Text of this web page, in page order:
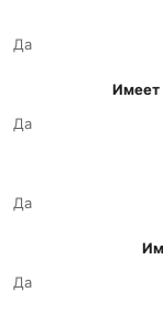
Да
Имеет
Да
Да
Да